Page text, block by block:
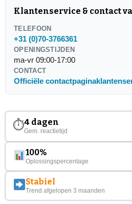
Klantenservice & contact
TELEFOON
+31 (0)70-3766361
OPENINGSTIJDEN
ma-vr 09:00-17:00
CONTACT
Officiële contactpagina
⏱4 dagen
Gem. reactietijd
100%
Oplossingspercentage
Stabiel
Trend afgelopen 3 maanden